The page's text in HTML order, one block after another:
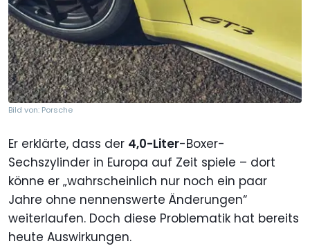
Bild von: Porsche
Er erklärte, dass der 4,0-Liter-Boxer-
Sechszylinder in Europa auf Zeit spiele – dort
könne er „wahrscheinlich nur noch ein paar
Jahre ohne nennenswerte Änderungen“
weiterlaufen. Doch diese Problematik hat bereits
heute Auswirkungen.